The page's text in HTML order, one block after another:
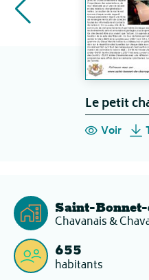
Le petit
Voir
Saint-
Chavanais &
655
habitants